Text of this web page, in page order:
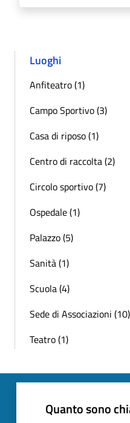
Luoghi
Anfiteatro (1)
Campo Sportivo (3)
Casa di riposo (1)
Centro di raccolta (2)
Circolo sportivo (7)
Ospedale (1)
Palazzo (5)
Sanità (1)
Scuola (4)
Sede di Associazioni (10)
Teatro (1)
Quanto sono